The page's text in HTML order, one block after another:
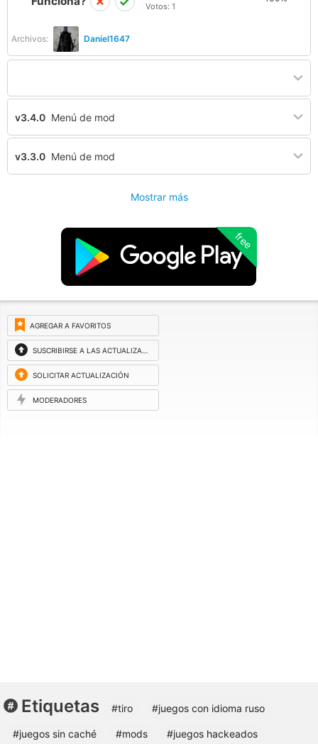
Archivos: Daniel1647
Votos: 1
v3.4.0 Menú de mod
v3.3.0 Menú de mod
Mostrar más
free
AGREGAR A FAVORITOS
SUSCRIBIRSE A LAS ACTUALIZACIONES
SOLICITAR ACTUALIZACIÓN
MODERADORES
Etiquetas #tiro #juegos con idioma ruso
#juegos sin caché #mods #juegos hackeados